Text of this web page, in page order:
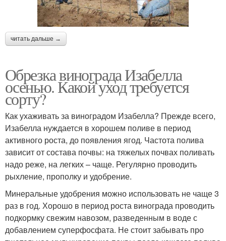
читать дальше →
Обрезка винограда Изабелла
осенью. Какой уход требуется
сорту?
Как ухаживать за виноградом Изабелла? Прежде всего,
Изабелла нуждается в хорошем поливе в период
активного роста, до появления ягод. Частота полива
зависит от состава почвы: на тяжелых почвах поливать
надо реже, на легких – чаще. Регулярно проводить
рыхление, прополку и удобрение.
Минеральные удобрения можно использовать не чаще 3
раз в год. Хорошо в период роста винограда проводить
подкормку свежим навозом, разведенным в воде с
добавлением суперфосфата. Не стоит забывать про